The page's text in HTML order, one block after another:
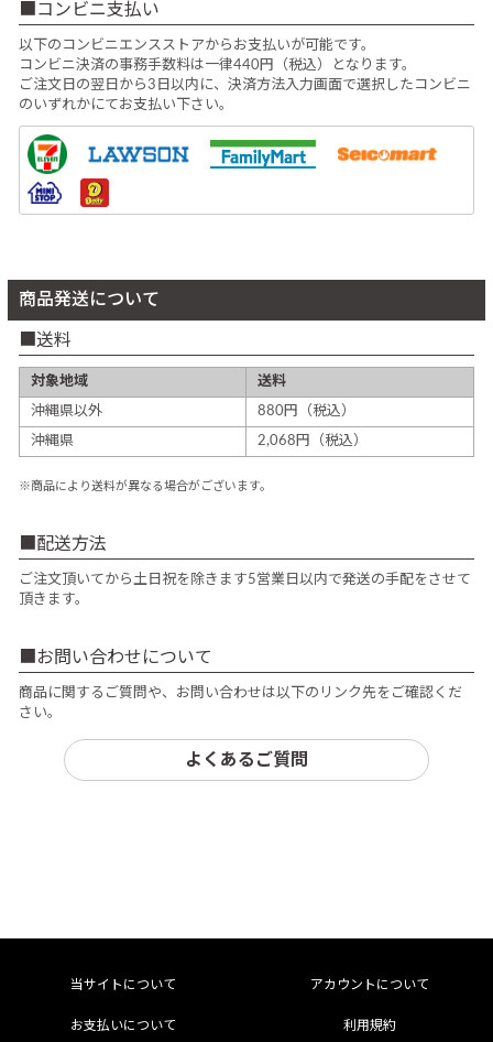
コンビニ支払い
以下のコンビニエンスストアからお支払いが可能です。
コンビニ決済の事務手数料は一律440円（税込）となります。
ご注文日の翌日から3日以内に、決済方法入力画面で選択したコンビニ
のいずれかにてお支払い下さい。
商品発送について
送料
対象地域 送料
沖縄県以外 880円（税込）
沖縄県 2,068円（税込）
※商品により送料が異なる場合がございます。
配送方法
ご注文頂いてから土日祝を除きます5営業日以内で発送の手配をさせて
頂きます。
お問い合わせについて
商品に関するご質問や、お問い合わせは以下のリンク先をご確認くだ
さい。
よくあるご質問
当サイトについて アカウントについて
お支払いについて 利用規約